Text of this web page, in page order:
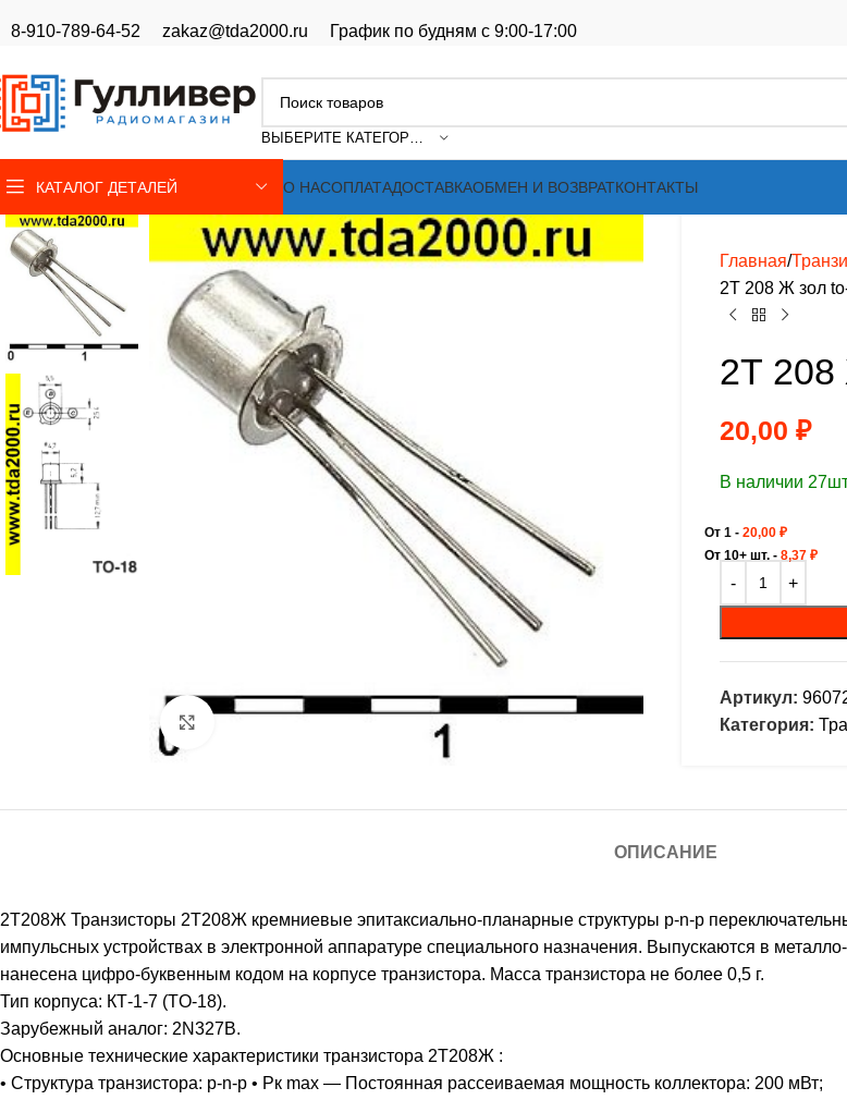
8-910-789-64-52 zakaz@tda2000.ru График по будням с 9:00-17:00
ВЫБЕРИТЕ КАТЕГОРИЮ
КАТАЛОГ ДЕТАЛЕЙ О НАСОПЛАТАДОСТАВКАОБМЕН И ВОЗВРАТКОНТАКТЫ
Главная
2Т 208 Ж зол
2Т 208
20,00 ₽
В наличии
От 1 - 20,00 ₽
От 10+ шт. - 8,37 ₽
Артикул:
Категория:
ОПИСАНИЕ
2Т208Ж Транзисторы 2Т208Ж кремниевые эпитаксиально-планарные структуры p-n-p
импульсных устройствах в электронной аппаратуре специального назначения. Выпускаются в
нанесена цифро-буквенным кодом на корпусе транзистора. Масса транзистора не более 0,5 г.
Тип корпуса: КТ-1-7 (TO-18).
Зарубежный аналог: 2N327B.
Основные технические характеристики транзистора 2Т208Ж :
• Структура транзистора: p-n-p • Рк max — Постоянная рассеиваемая мощность коллектора: 200 мВт;